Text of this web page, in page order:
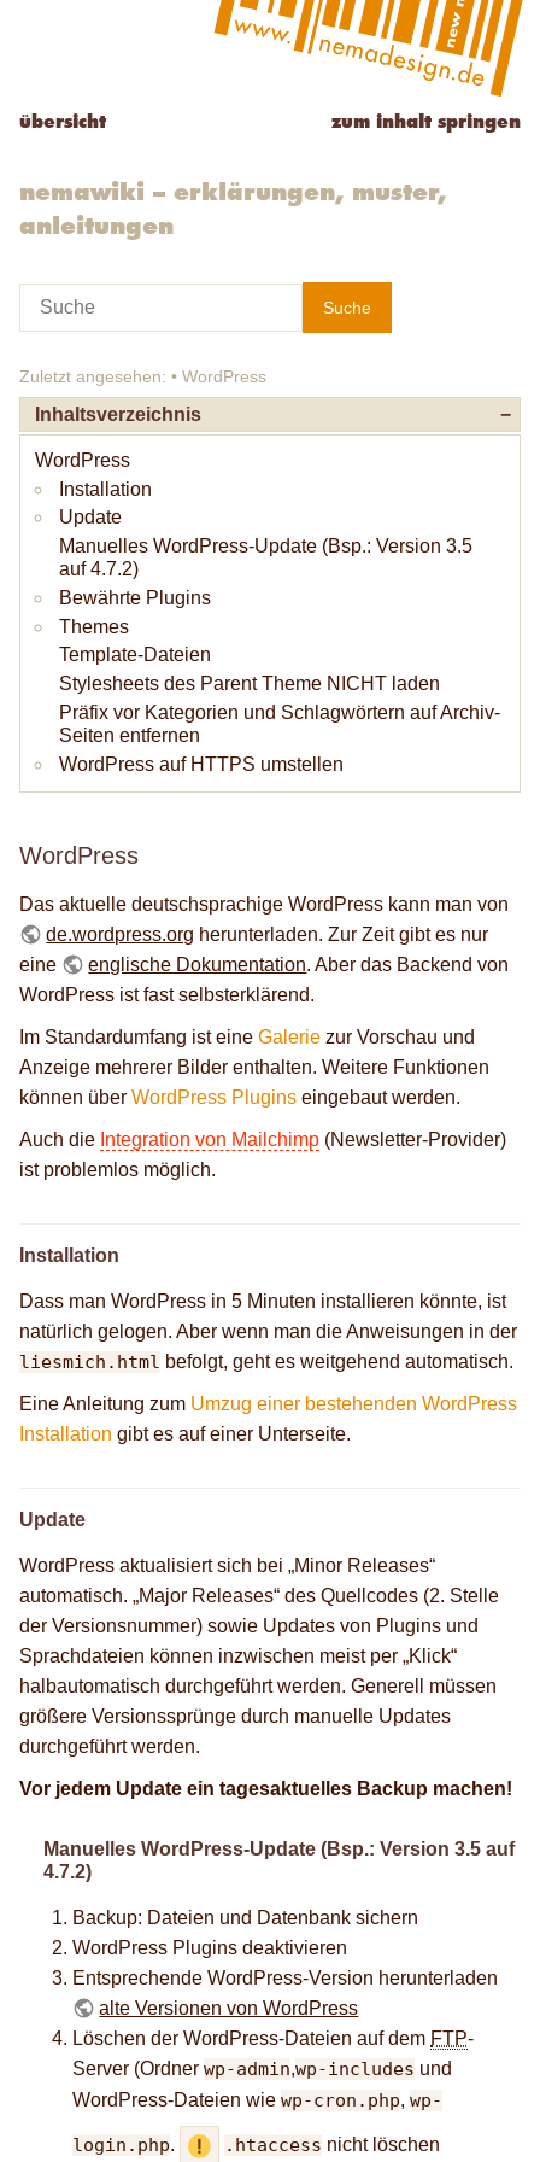
nemawiki – erklärungen, muster,
anleitungen
zum inhalt springen
Suche
übersicht
Zuletzt angesehen: • WordPress
−
Inhaltsverzeichnis
WordPress
Installation
Update
Manuelles WordPress-Update (Bsp.: Version 3.5
auf 4.7.2)
Bewährte Plugins
Themes
Template-Dateien
Stylesheets des Parent Theme NICHT laden
Präfix vor Kategorien und Schlagwörtern auf Archiv-
Seiten entfernen
WordPress auf HTTPS umstellen
WordPress
Das aktuelle deutschsprachige WordPress kann man von
de.wordpress.org herunterladen. Zur Zeit gibt es nur
eine
englische Dokumentation. Aber das Backend von
WordPress ist fast selbsterklärend.
Im Standardumfang ist eine Galerie zur Vorschau und
Anzeige mehrerer Bilder enthalten. Weitere Funktionen
können über WordPress Plugins eingebaut werden.
Auch die Integration von Mailchimp (Newsletter-Provider)
ist problemlos möglich.
Installation
Dass man WordPress in 5 Minuten installieren könnte, ist
natürlich gelogen. Aber wenn man die Anweisungen in der
liesmich.html befolgt, geht es weitgehend automatisch.
Eine Anleitung zum Umzug einer bestehenden WordPress
Installation gibt es auf einer Unterseite.
Update
WordPress aktualisiert sich bei „Minor Releases“
automatisch. „Major Releases“ des Quellcodes (2. Stelle
der Versionsnummer) sowie Updates von Plugins und
Sprachdateien können inzwischen meist per „Klick“
halbautomatisch durchgeführt werden. Generell müssen
größere Versionssprünge durch manuelle Updates
durchgeführt werden.
Vor jedem Update ein tagesaktuelles Backup machen!
Manuelles WordPress-Update (Bsp.: Version 3.5 auf
4.7.2)
Backup: Dateien und Datenbank sichern
WordPress Plugins deaktivieren
Entsprechende WordPress-Version herunterladen
alte Versionen von WordPress
Löschen der WordPress-Dateien auf dem FTP-
Server (Ordner wp-admin,wp-includes und
WordPress-Dateien wie wp-cron.php, wp-
login.php. .htaccess nicht löschen